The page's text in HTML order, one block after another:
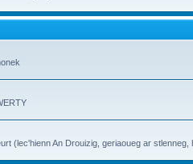
(lec'hienn An Drouizig, geriaoueg ar stlenneg,